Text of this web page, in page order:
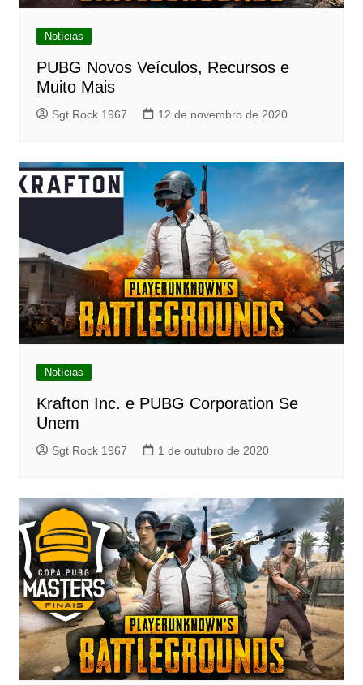
Notícias
PUBG Novos Veículos, Recursos e
Muito Mais
Sgt Rock 1967 12 de novembro de 2020
Notícias
Krafton Inc. e PUBG Corporation Se
Unem
Sgt Rock 1967 1 de outubro de 2020